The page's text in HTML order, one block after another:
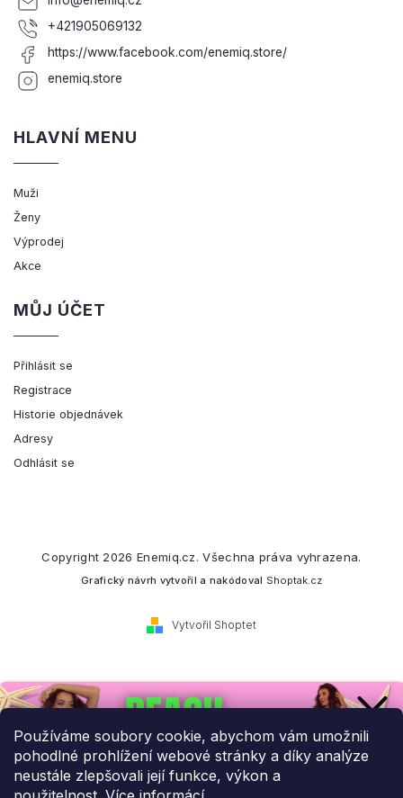
Používáme soubory cookie, abychom vám umožnili
pohodlné prohlížení webové stránky a díky analýze
neustále zlepšovali její funkce, výkon a
+421905069132
https://www.facebook.com/enemiq.store/
enemiq.store
HLAVNÍ MENU
Muži
Ženy
Výprodej
Akce
MŮJ ÚČET
Přihlásit se
Registrace
Historie objednávek
Adresy
Odhlásit se
Vytvořil Shoptet
Copyright 2026 Enemiq.cz. Všechna práva vyhrazena.
Grafický návrh vytvořil a nakódoval Shoptak.cz
Přihlaste se k našemu
newsletteru.
Budeme vám posílat informace o našich novinkách a slevových
akcích.